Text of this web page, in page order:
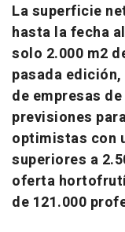
Lasuperficie
hasta la fecha
solo 2.000 m2
pasada
de empresas de
previsiones
optimistas con
superiores a
oferta
de 121.000